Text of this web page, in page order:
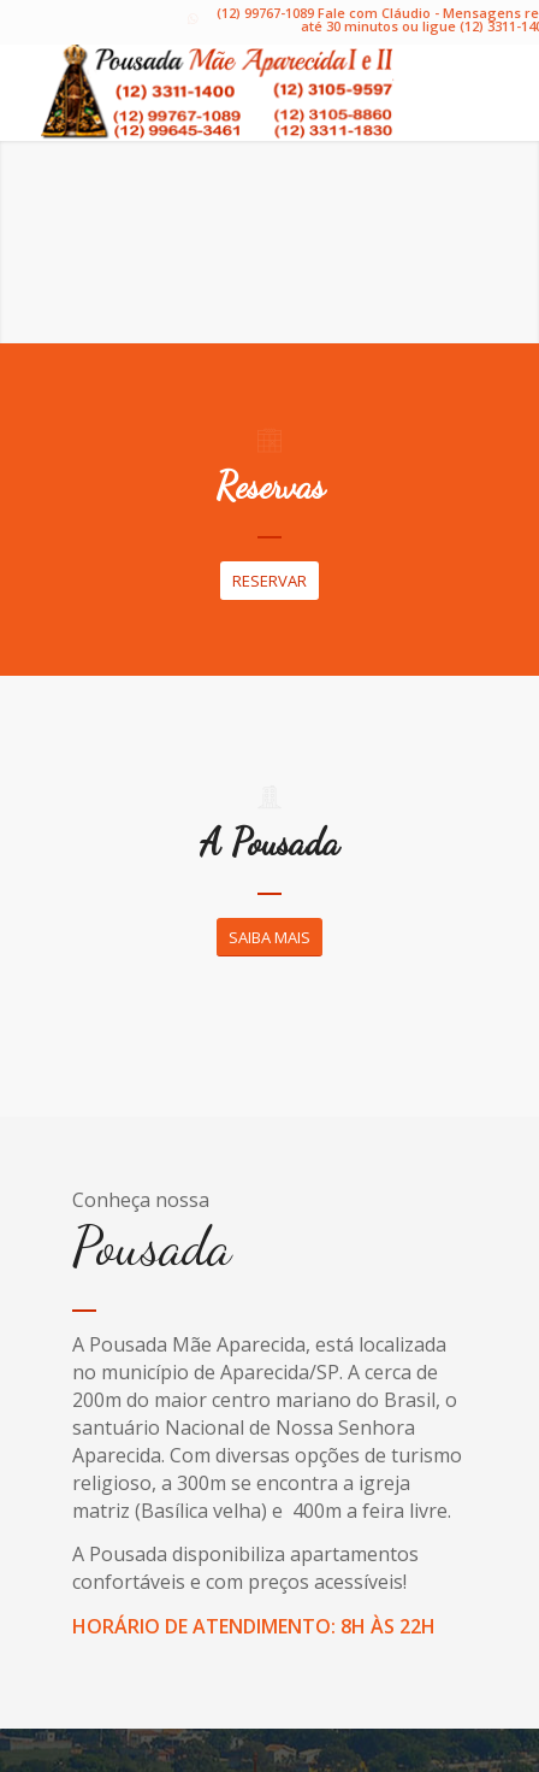
(12) 99767-1089 Fale com Cláudio - Mensagens
até 30 minutos ou ligue (12) 3311-
Reservas
RESERVAR
A Pousada
SAIBA MAIS
Conheça nossa
Pousada
A Pousada Mãe Aparecida, está localizada
no município de Aparecida/SP. A cerca de
200m do maior centro mariano do Brasil, o
santuário Nacional de Nossa Senhora
Aparecida. Com diversas opções de turismo
religioso, a 300m se encontra a igreja
matriz (Basílica velha) e 400m a feira livre.
A Pousada disponibiliza apartamentos
confortáveis e com preços acessíveis!
HORÁRIO DE ATENDIMENTO: 8H ÀS 22H